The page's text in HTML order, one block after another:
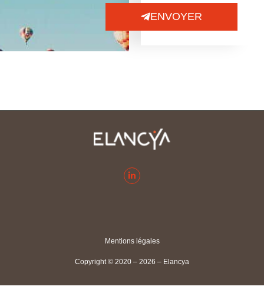
ENVOYER
Copyright © 2020 – 2026 – Elancya
Mentions légales